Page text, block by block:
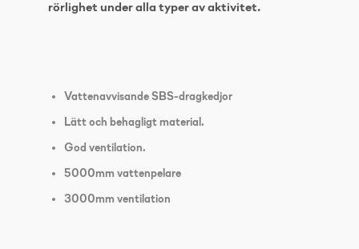
rörlighet under alla typer av aktivitet.
Vattenavvisande SBS-dragkedjor
Lätt och behagligt material.
God ventilation.
5000mm vattenpelare
3000mm ventilation